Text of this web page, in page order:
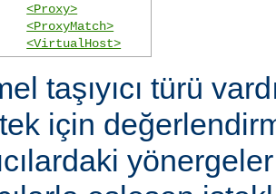
<Proxy>
<ProxyMatch>
<VirtualHost>
taşıyıcı türü
için